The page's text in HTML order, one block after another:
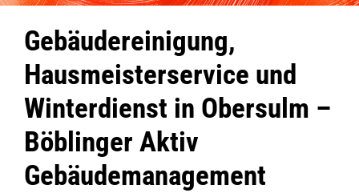
Gebäudereinigung,
Hausmeisterservice und
Winterdienst in Obersulm –
Böblinger Aktiv
Gebäudemanagement